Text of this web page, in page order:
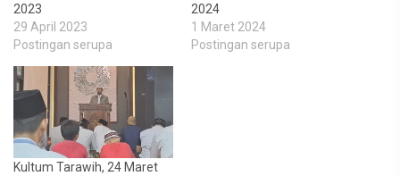
2023
29 April 2023
Postingan serupa
2024
1 Maret 2024
Postingan serupa
Kultum Tarawih, 24 Maret